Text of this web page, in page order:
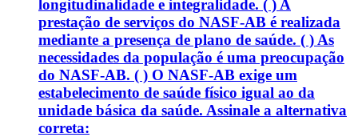
longitudinalidade e integralidade. ( ) A
prestação de serviços do NASF-AB é realizada
mediante a presença de plano de saúde. ( ) As
necessidades da população é uma preocupação
do NASF-AB. ( ) O NASF-AB exige um
estabelecimento de saúde físico igual ao da
unidade básica da saúde. Assinale a alternativa
correta: